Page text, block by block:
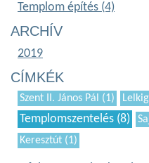
Templom építés (4)
ARCHÍV
2019
CÍMKÉK
Szent II. János Pál (1)
Templomszentelés (8)
Keresztút (1)